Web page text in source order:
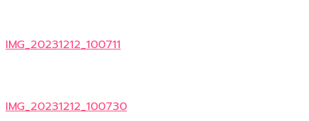
IMG_20231212_100711
IMG_20231212_100730